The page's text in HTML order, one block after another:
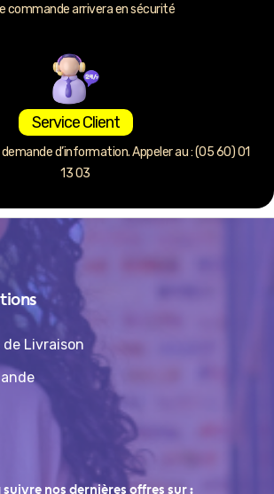
commande arrivera en sécurité
Service Client
d’information. Appeler au : (05 60) 01
13 03
Livraison
suivre nos dernières offres sur :